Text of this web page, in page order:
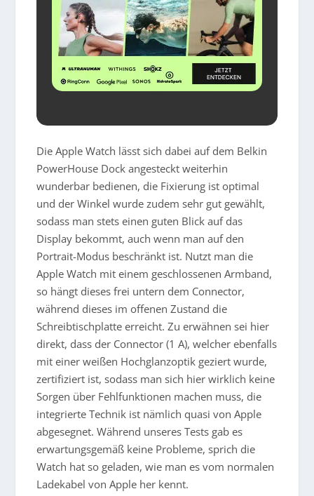
Die Apple Watch lässt sich dabei auf dem Belkin
PowerHouse Dock angesteckt weiterhin
wunderbar bedienen, die Fixierung ist optimal
und der Winkel wurde zudem sehr gut gewählt,
sodass man stets einen guten Blick auf das
Display bekommt, auch wenn man auf den
Portrait-Modus beschränkt ist. Nutzt man die
Apple Watch mit einem geschlossenen Armband,
so hängt dieses frei untern dem Connector,
während dieses im offenen Zustand die
Schreibtischplatte erreicht. Zu erwähnen sei hier
direkt, dass der Connector (1 A), welcher ebenfalls
mit einer weißen Hochglanzoptik geziert wurde,
zertifiziert ist, sodass man sich hier wirklich keine
Sorgen über Fehlfunktionen machen muss, die
integrierte Technik ist nämlich quasi von Apple
abgesegnet. Während unseres Tests gab es
erwartungsgemäß keine Probleme, sprich die
Watch hat so geladen, wie man es vom normalen
Ladekabel von Apple her kennt.